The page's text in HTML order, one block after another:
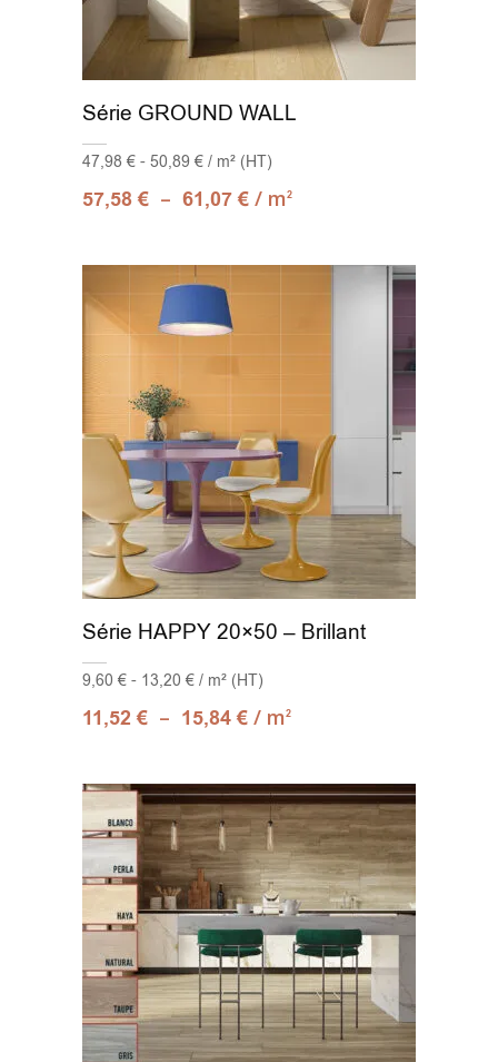
Série GROUND WALL
47,98 € - 50,89 € / m² (HT)
57,58€ – 61,07€ / m2
Série HAPPY 20×50 – Brillant
9,60 € - 13,20 € / m² (HT)
11,52€ – 15,84€ / m2